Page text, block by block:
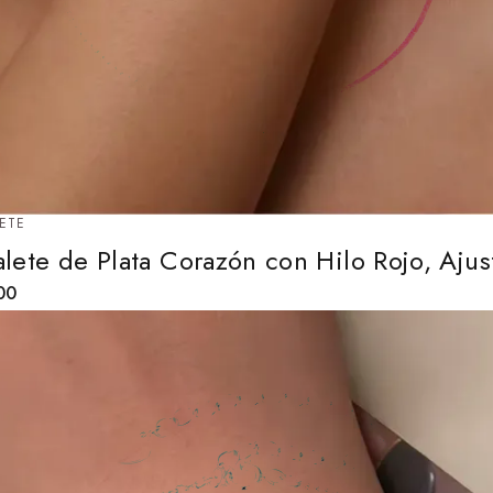
de Plata Corazón con Hilo Rojo,